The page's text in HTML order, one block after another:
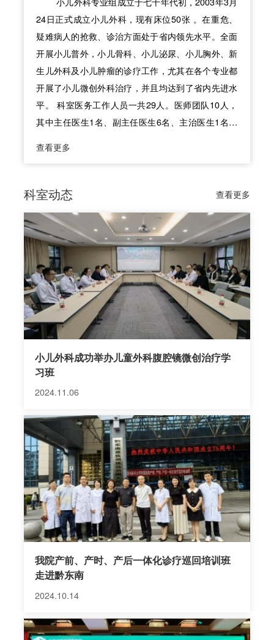
24日正式成立小儿外科，现有床位50张 。在重危、
疑难病人的抢救、诊治方面处于省内领先水平。全面
开展小儿普外，小儿骨科、小儿泌尿、小儿胸外、新
生儿外科及小儿肿瘤的诊疗工作，尤其在各个专业都
开展了小儿微创外科治疗，并且均达到了省内先进水
平。 科室医务工作人员一共29人。医师团队10人，
其中主任医生1名、副主任医生6名、主治医生1名，
队19人，副主任护师1名、主管护师8名，护师10名，
医院、北京协和医院、中国医科大学盛京医院、北京
大学附属医院高访及进修学习。 一、 开展的工作 ⑴
小儿普外专业：处理全省各县市疑难危重症病例较
多，如消化道大出血，重症胰腺炎，胰腺肿瘤，小儿
门静脉高压症，先天性胆总管囊肿、先天性胆道闭
锁，先天性巨结肠，先天性肛门闭锁，直肠会阴瘘，
腹腔医大肿瘤等，成功救治了肝门部胆管损伤和严重
尿道、阴道、直肠复合伤病儿。常规大量诊治了婴幼
幽门狭窄...
查看更多
科室动态 查看更多
小儿外科成功举办儿童外科腹腔镜微创治疗学
习班
2024.11.06
我院产前、产时、产后一体化诊疗巡回培训班
走进黔东南
2024.10.14